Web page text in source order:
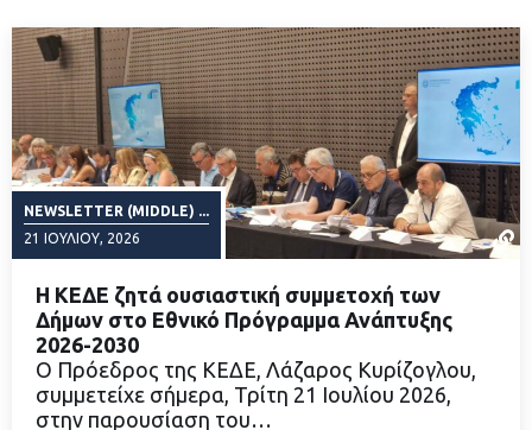
NEWSLETTER (MIDDLE) ...
21 ΙΟΥΛΊΟΥ, 2026
ΔΙΑΒΑΣΤΕ ΠΕΡΙΣΣΟΤΕΡΑ
Η ΚΕΔΕ ζητά ουσιαστική συμμετοχή των
Δήμων στο Εθνικό Πρόγραμμα Ανάπτυξης
2026-2030
Ο Πρόεδρος της ΚΕΔΕ, Λάζαρος Κυρίζογλου,
συμμετείχε σήμερα, Τρίτη 21 Ιουλίου 2026,
στην παρουσίαση του…